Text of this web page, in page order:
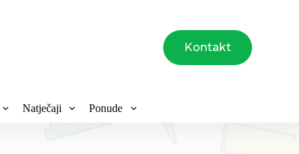
Kontakt
Natječaji Ponude